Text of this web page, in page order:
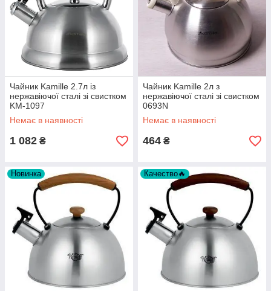
Чайник Kamille 2.7л із
нержавіючої сталі зі свистком
KM-1097
Немає в наявності
1 082 ₴
Чайник Kamille 2л з
нержавіючої сталі зі свистком
0693N
Немає в наявності
464 ₴
Новинка Качество🔥